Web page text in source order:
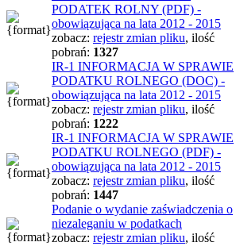
PODATEK ROLNY (PDF) -
obowiązująca na lata 2012 - 2015
zobacz: rejestr zmian pliku, ilość
pobrań: 1327
IR-1 INFORMACJA W SPRAWIE
PODATKU ROLNEGO (DOC) -
obowiązująca na lata 2012 - 2015
zobacz: rejestr zmian pliku, ilość
pobrań: 1222
IR-1 INFORMACJA W SPRAWIE
PODATKU ROLNEGO (PDF) -
obowiązująca na lata 2012 - 2015
zobacz: rejestr zmian pliku, ilość
pobrań: 1447
Podanie o wydanie zaświadczenia o
niezaleganiu w podatkach
zobacz: rejestr zmian pliku, ilość